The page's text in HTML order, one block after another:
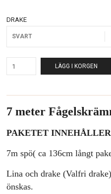
DRAKE
SVART
LÄGG I KORGEN
7 meter
PAKETET
7m spö( ca 136cm långt
Lina och drake (Valfri
önskas.